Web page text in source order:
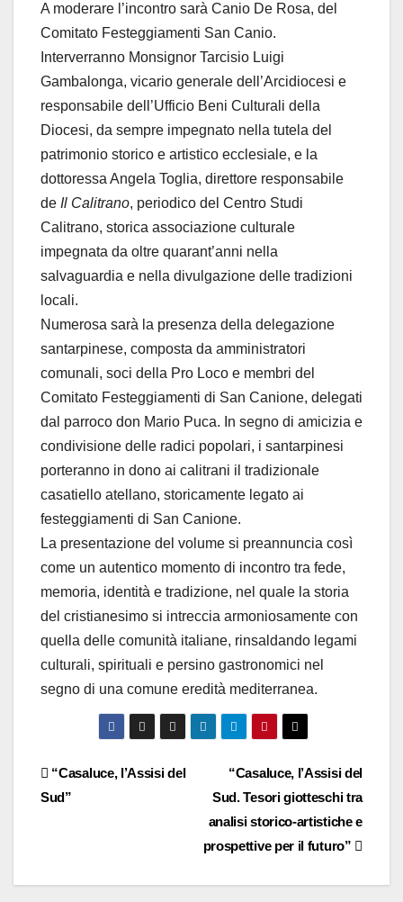
A moderare l’incontro sarà Canio De Rosa, del
Comitato Festeggiamenti San Canio.
Interverranno Monsignor Tarcisio Luigi
Gambalonga, vicario generale dell’Arcidiocesi e
responsabile dell’Ufficio Beni Culturali della
Diocesi, da sempre impegnato nella tutela del
patrimonio storico e artistico ecclesiale, e la
dottoressa Angela Toglia, direttore responsabile
de Il Calitrano, periodico del Centro Studi
Calitrano, storica associazione culturale
impegnata da oltre quarant’anni nella
salvaguardia e nella divulgazione delle tradizioni
locali.
Numerosa sarà la presenza della delegazione
santarpinese, composta da amministratori
comunali, soci della Pro Loco e membri del
Comitato Festeggiamenti di San Canione, delegati
dal parroco don Mario Puca. In segno di amicizia e
condivisione delle radici popolari, i santarpinesi
porteranno in dono ai calitrani il tradizionale
casatiello atellano, storicamente legato ai
festeggiamenti di San Canione.
La presentazione del volume si preannuncia così
come un autentico momento di incontro tra fede,
memoria, identità e tradizione, nel quale la storia
del cristianesimo si intreccia armoniosamente con
quella delle comunità italiane, rinsaldando legami
culturali, spirituali e persino gastronomici nel
segno di una comune eredità mediterranea.
Navigazione
“Casaluce, l’Assisi del
Sud. Tesori giotteschi tra
analisi storico-artistiche e
prospettive per il futuro”
“Casaluce, l’Assisi del
Sud”